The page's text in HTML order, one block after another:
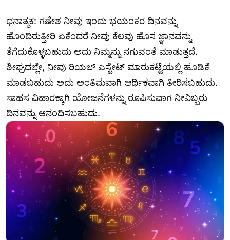
ಧನಾತ್ಮಕ: ಗಣೇಶ ನೀವು ಇಂದು ಭಯಂಕರ ದಿನವನ್ನು
ಹೊಂದಿರುತ್ತೀರಿ ಏಕೆಂದರೆ ನೀವು ಕೆಲವು ಹೊಸ ಜ್ಞಾನವನ್ನು
ತೆಗೆದುಕೊಳ್ಳಬಹುದು ಅದು ನಿಮ್ಮನ್ನು ನಗುವಂತೆ ಮಾಡುತ್ತದೆ.
ಶೀಘ್ರದಲ್ಲೇ, ನೀವು ರಿಯಲ್ ಎಸ್ಟೇಟ್ ಮಾರುಕಟ್ಟೆಯಲ್ಲಿ ಹೂಡಿಕೆ
ಮಾಡಬಹುದು ಅದು ಅಂತಿಮವಾಗಿ ಆರ್ಥಿಕವಾಗಿ ತೀರಿಸಬಹುದು.
ಸಾಹಸ ವಿಹಾರಕ್ಕಾಗಿ ಯೋಜನೆಗಳನ್ನು ರೂಪಿಸುವಾಗ ನೀವಿಬ್ಬರು
ದಿನವನ್ನು ಆನಂದಿಸಬಹುದು.